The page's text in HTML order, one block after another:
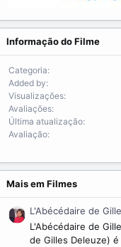
Informação do Filme
Categoria
Added by
Visualizações
Avaliações
Última atualização
Avaliação
Mais em Filmes
L'Abécédaire de
L'Abécédaire de
de Gilles Deleuze)